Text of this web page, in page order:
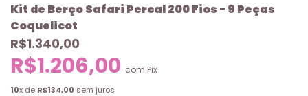
Kit de Berço Safari Percal 200 Fios - 9 Peças
Coquelicot
R$1.340,00
R$1.206,00 com Pix
10x de R$134,00 sem juros